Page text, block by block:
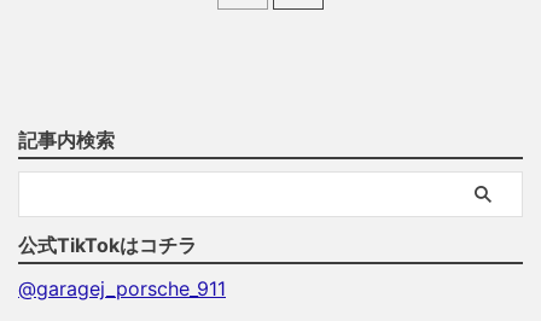
記事内検索
公式TikTokはコチラ
@garagej_porsche_911